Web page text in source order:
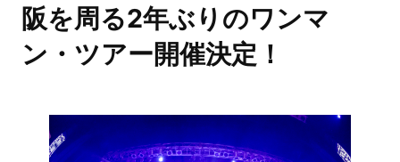
阪を周る2年ぶりのワンマ
ン・ツアー開催決定！